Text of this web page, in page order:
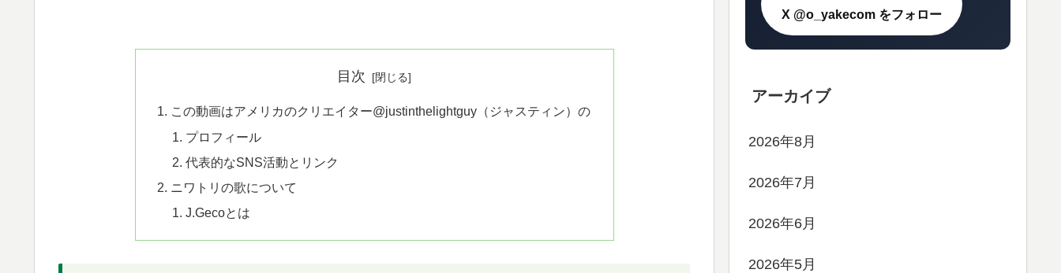
目次
この動画はアメリカのクリエイター@justinthelightguy（ジャスティン）の
プロフィール
代表的なSNS活動とリンク
ニワトリの歌について
J.Gecoとは
X @o_yakecom をフォロー
アーカイブ
2026年8月
2026年7月
2026年6月
2026年5月